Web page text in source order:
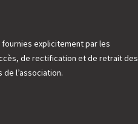
explicitement par les
de rectification et de retrait des
l’association.